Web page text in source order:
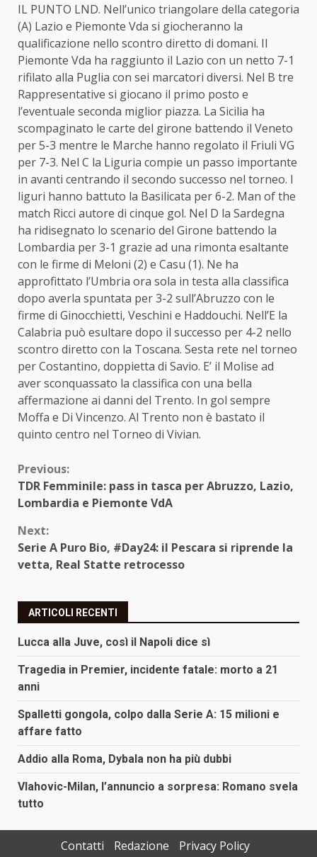
IL PUNTO LND. Nell’unico triangolare della categoria
(A) Lazio e Piemonte Vda si giocheranno la
qualificazione nello scontro diretto di domani. Il
Piemonte Vda ha raggiunto il Lazio con un netto 7-1
rifilato alla Puglia con sei marcatori diversi. Nel B tre
Rappresentative si giocano il primo posto e
l’eventuale seconda miglior piazza. La Sicilia ha
scompaginato le carte del girone battendo il Veneto
per 5-3 mentre le Marche hanno regolato il Friuli VG
per 7-3. Nel C la Liguria compie un passo importante
in avanti centrando il secondo successo nel torneo. I
liguri hanno battuto la Basilicata per 6-2. Man of the
match Ricci autore di cinque gol. Nel D la Sardegna
ha ridisegnato lo scenario del Girone battendo la
Lombardia per 3-1 grazie ad una rimonta esaltante
con le firme di Meloni (2) e Casu (1). Ne ha
approfittato l’Umbria ora sola in testa alla classifica
dopo averla spuntata per 3-2 sull’Abruzzo con le
firme di Ginocchietti, Veschini e Haddouchi. Nell’E la
Calabria può esultare dopo il successo per 4-2 nello
scontro diretto con la Toscana. Sesta rete nel torneo
per Costantino, doppietta di Savio. E’ il Molise ad
aver sconquassato la classifica con una bella
affermazione ai danni del Trento. In gol sempre
Moffa e Di Vincenzo. Al Trento non è bastato il
quinto centro nel Torneo di Vivian.
Continue
Reading
Previous:
TDR Femminile: pass in tasca per Abruzzo, Lazio,
Lombardia e Piemonte VdA
Next:
Serie A Puro Bio, #Day24: il Pescara si riprende la
vetta, Real Statte retrocesso
ARTICOLI RECENTI
Lucca alla Juve, così il Napoli dice sì
Tragedia in Premier, incidente fatale: morto a 21
anni
Spalletti gongola, colpo dalla Serie A: 15 milioni e
affare fatto
Addio alla Roma, Dybala non ha più dubbi
Vlahovic-Milan, l’annuncio a sorpresa: Romano svela
tutto
Contatti Redazione
Privacy Policy